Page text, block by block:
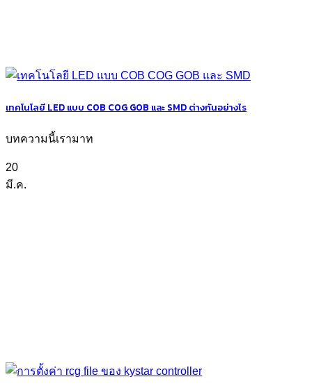
เทคโนโลยี LED แบบ COB COG GOB และ SMD ต่างกันอย่างไร
บทความนี้เรามาท
20
มี.ค.